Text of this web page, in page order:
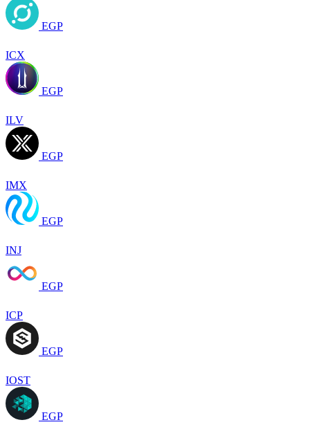
EGP
ICX
EGP
ILV
EGP
IMX
EGP
INJ
EGP
ICP
EGP
IOST
EGP